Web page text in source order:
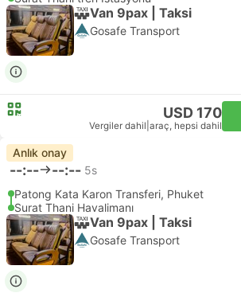
Van 9pax | Taksi
Gosafe Transport
USD 170
Vergiler dahil araç, hepsi dahil
Anlık onay
--:-- --:-- 5s
Patong Kata Karon Transferi, Phuket
Surat Thani Havalimanı
Van 9pax | Taksi
Gosafe Transport